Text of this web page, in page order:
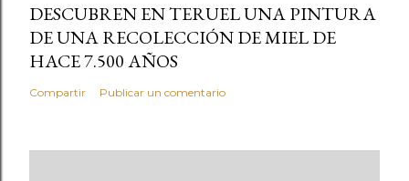
DESCUBREN EN TERUEL UNA PINTURA
DE UNA RECOLECCIÓN DE MIEL DE
HACE 7.500 AÑOS
Compartir Publicar un comentario